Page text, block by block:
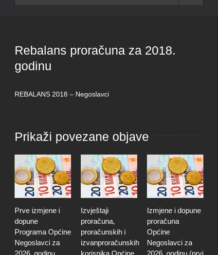
Rebalans proračuna za 2018.
godinu
REBALANS 2018 – Negoslavci
Prikaži povezane objave
Prve izmjene i
dopune
Programa Općine
Negoslavci za
Izvještaji
proračuna,
proračunskih i
izvanproračunskih
Izmjene i dopune
proračuna
Općine
Negoslavci za